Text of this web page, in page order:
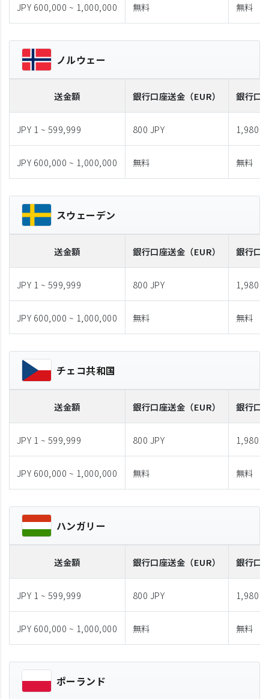
JPY 600,000 ~ 1,000,000 無料 無料
ノルウェー
送金額 銀行口座送金 （EUR） 銀行口
JPY 1 ~ 599,999 800 JPY 1,980
JPY 600,000 ~ 1,000,000 無料 無料
スウェーデン
送金額 銀行口座送金 （EUR） 銀行口
JPY 1 ~ 599,999 800 JPY 1,980
JPY 600,000 ~ 1,000,000 無料 無料
チェコ共和国
送金額 銀行口座送金 （EUR） 銀行口
JPY 1 ~ 599,999 800 JPY 1,980
JPY 600,000 ~ 1,000,000 無料 無料
ハンガリー
送金額 銀行口座送金 （EUR） 銀行口
JPY 1 ~ 599,999 800 JPY 1,980
JPY 600,000 ~ 1,000,000 無料 無料
ポーランド